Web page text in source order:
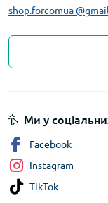
shop.forcomua
Ми у
Facebook
Instagram
TikTok